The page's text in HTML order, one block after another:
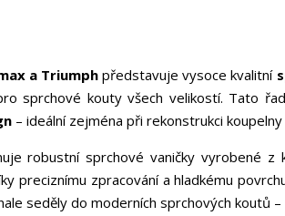
a Triumphpředstavuje vysoce kvalitní
sprchové kouty všech velikostí. Tato
– ideální zejména při rekonstrukci
robustní sprchové vaničky vyrobené z
preciznímu zpracování a hladkému
seděly do moderních sprchových koutů